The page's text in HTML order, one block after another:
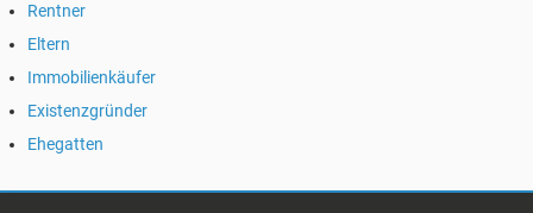
Rentner
Eltern
Immobilienkäufer
Existenzgründer
Ehegatten